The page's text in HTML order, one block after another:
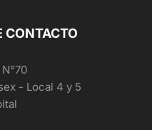
CONTACTO
- Local 4 y 5